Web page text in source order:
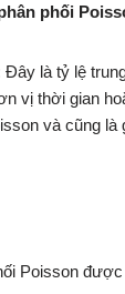
phối
Đây là tỷ lệ
vị thời gian
và cũng là
Poisson